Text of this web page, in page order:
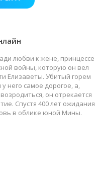
любви к жене, принцессе
войны, которую он вел
Елизаветы. Убитый горем
него самое дорогое, а,
он отрекается
Спустя 400 лет ожидания
в облике юной Мины.